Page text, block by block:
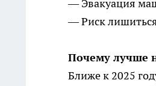
— Эвакуация
— Риск
Почему лучше
Ближе к 2025